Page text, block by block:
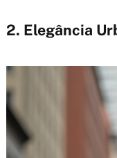
2. Elegância